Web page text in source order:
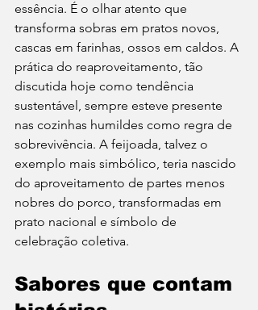
essência. É o olhar atento que
transforma sobras em pratos novos,
cascas em farinhas, ossos em caldos. A
prática do reaproveitamento, tão
discutida hoje como tendência
sustentável, sempre esteve presente
nas cozinhas humildes como regra de
sobrevivência. A feijoada, talvez o
exemplo mais simbólico, teria nascido
do aproveitamento de partes menos
nobres do porco, transformadas em
prato nacional e símbolo de
celebração coletiva.
Sabores que contam